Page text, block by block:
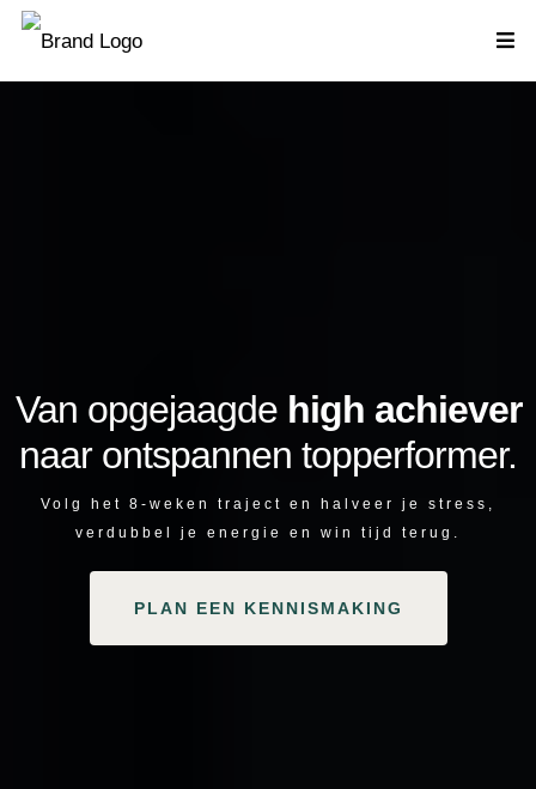
Van opgejaagde high achiever
naar ontspannen topperformer.
Volg het 8-weken traject en halveer je stress,
verdubbel je energie en win tijd terug.
PLAN EEN KENNISMAKING